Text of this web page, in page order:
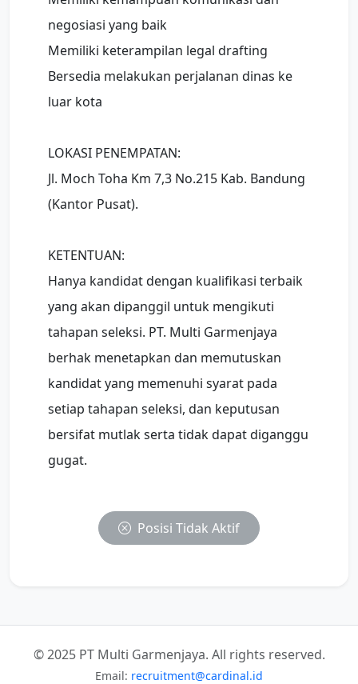
negosiasi yang baik
Memiliki keterampilan legal drafting
Bersedia melakukan perjalanan dinas ke
luar kota
LOKASI PENEMPATAN:
Jl. Moch Toha Km 7,3 No.215 Kab. Bandung
(Kantor Pusat).
KETENTUAN:
Hanya kandidat dengan kualifikasi terbaik
yang akan dipanggil untuk mengikuti
tahapan seleksi. PT. Multi Garmenjaya
berhak menetapkan dan memutuskan
kandidat yang memenuhi syarat pada
setiap tahapan seleksi, dan keputusan
bersifat mutlak serta tidak dapat diganggu
gugat.
Posisi Tidak Aktif
© 2025 PT Multi Garmenjaya. All rights reserved.
Email: recruitment@cardinal.id